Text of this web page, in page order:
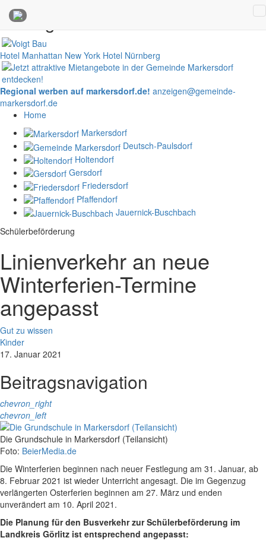
Anzeigen
Hotel Manhattan New York Hotel Nürnberg
Regional werben auf markersdorf.de! anzeigen@gemeinde-
markersdorf.de
Home
Markersdorf
Deutsch-Paulsdorf
Holtendorf
Gersdorf
Friedersdorf
Pfaffendorf
Jauernick-Buschbach
Schülerbeförderung
Linienverkehr an neue
Winterferien-Termine
angepasst
Gut zu wissen
Kinder
17. Januar 2021
Beitragsnavigation
chevron_right
chevron_left
Die Grundschule in Markersdorf (Teilansicht)
Foto: BeierMedia.de
Die Winterferien beginnen nach neuer Festlegung am 31. Januar, ab
8. Februar 2021 ist wieder Unterricht angesagt. Die im Gegenzug
verlängerten Osterferien beginnen am 27. März und enden
unverändert am 10. April 2021.
Die Planung für den Busverkehr zur Schülerbeförderung im
Landkreis Görlitz ist entsprechend angepasst: